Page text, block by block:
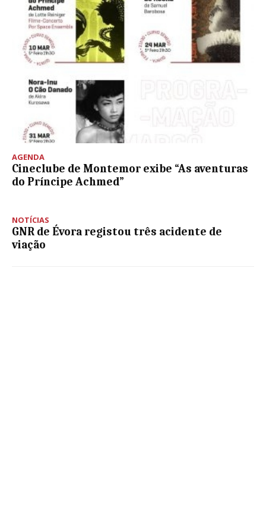
AGENDA
Cineclube de Montemor exibe “As aventuras
do Príncipe Achmed”
NOTÍCIAS
GNR de Évora registou três acidente de
viação